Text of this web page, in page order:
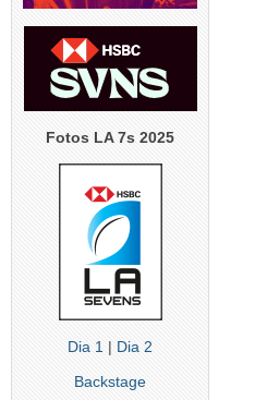
Fotos LA 7s 2025
Dia 1 | Dia 2
Backstage